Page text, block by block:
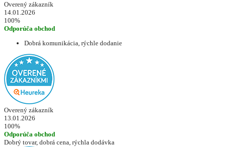
Overený zákazník
14.01.2026
100%
Odporúča obchod
Dobrá komunikácia, rýchle dodanie
Overený zákazník
13.01.2026
100%
Odporúča obchod
Dobrý tovar, dobrá cena, rýchla dodávka